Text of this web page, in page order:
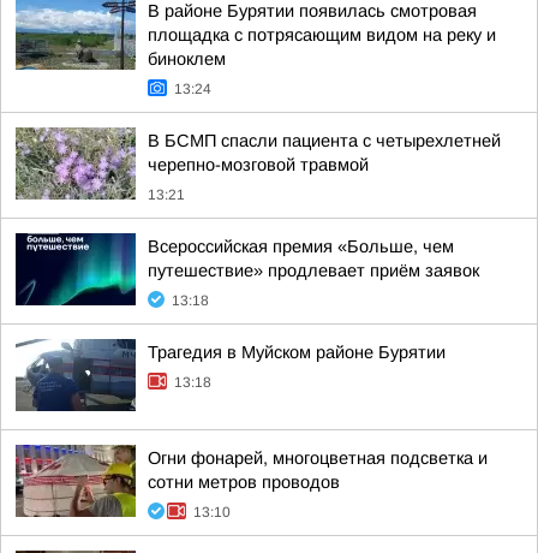
В районе Бурятии появилась смотровая
площадка с потрясающим видом на реку и
биноклем
13:24
В БСМП спасли пациента с четырехлетней
черепно-мозговой травмой
13:21
Всероссийская премия «Больше, чем
путешествие» продлевает приём заявок
13:18
Трагедия в Муйском районе Бурятии
13:18
Огни фонарей, многоцветная подсветка и
сотни метров проводов
13:10